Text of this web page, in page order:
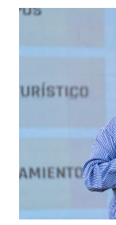
Para el sector